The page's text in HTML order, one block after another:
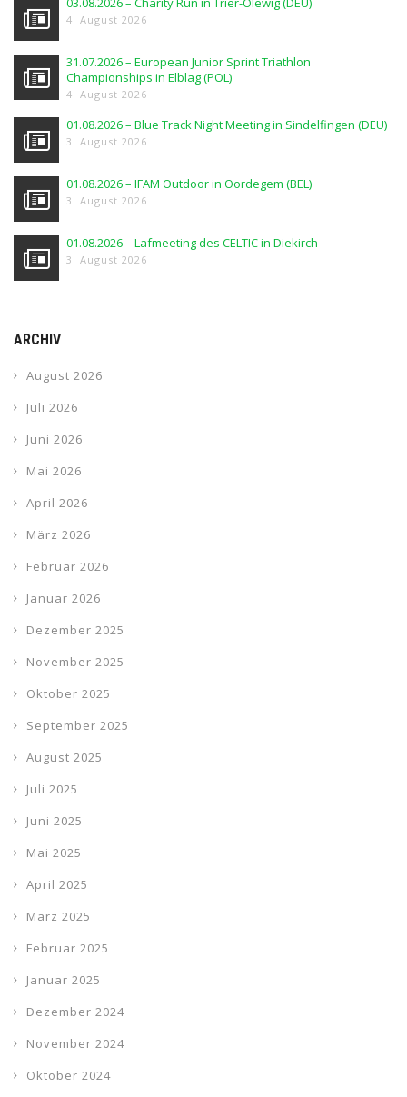
4. August 2026
31.07.2026 – European Junior Sprint Triathlon
Championships in Elblag (POL)
4. August 2026
01.08.2026 – Blue Track Night Meeting in Sindelfingen (DEU)
3. August 2026
01.08.2026 – IFAM Outdoor in Oordegem (BEL)
3. August 2026
01.08.2026 – Lafmeeting des CELTIC in Diekirch
3. August 2026
ARCHIV
August 2026
Juli 2026
Juni 2026
Mai 2026
April 2026
März 2026
Februar 2026
Januar 2026
Dezember 2025
November 2025
Oktober 2025
September 2025
August 2025
Juli 2025
Juni 2025
Mai 2025
April 2025
März 2025
Februar 2025
Januar 2025
Dezember 2024
November 2024
Oktober 2024